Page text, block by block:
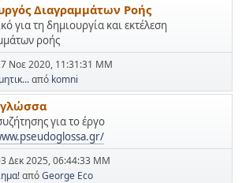
Διαγραμμάτων Ροής
για τη δημιουργία και εκτέλεση
ροής
Νοε 2020, 11:31:31 ΜΜ
από komni
για το έργο
Δεκ 2025, 06:44:33 ΜΜ
απόGeorge Eco